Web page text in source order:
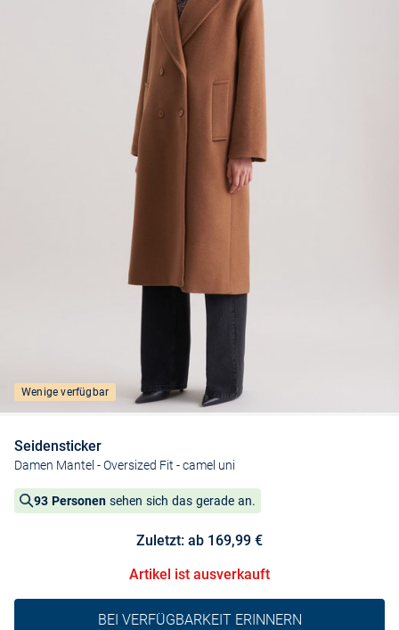
Wenige verfügbar
Seidensticker
Damen Mantel - Oversized Fit - camel uni
93 Personen sehen sich das gerade an.
Zuletzt: ab 169,99 €
Artikel ist ausverkauft
BEI VERFÜGBARKEIT ERINNERN